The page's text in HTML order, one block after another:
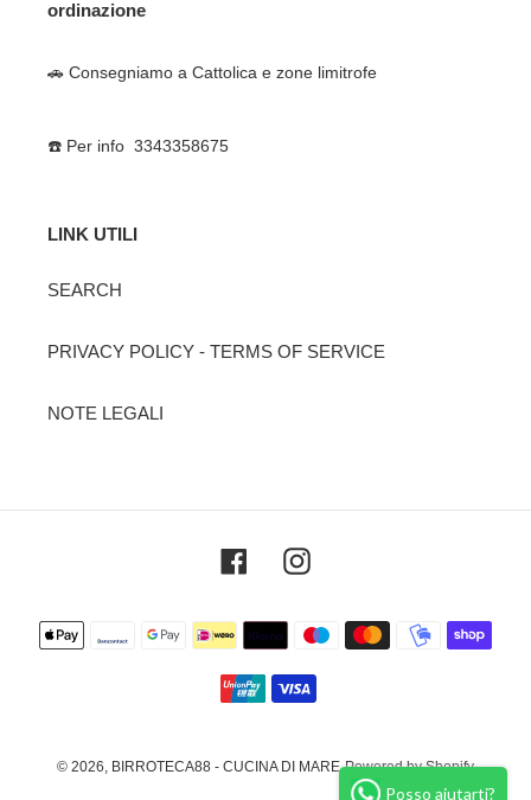
ordinazione
🚗 Consegniamo a Cattolica e zone limitrofe
☎️ Per info 3343358675
LINK UTILI
SEARCH
PRIVACY POLICY - TERMS OF SERVICE
NOTE LEGALI
FacebookInstagram
Metodi
di
pagamento
© 2026, BIRROTECA88 - CUCINA DI MARE Powered by Shopify
Posso aiutarti?